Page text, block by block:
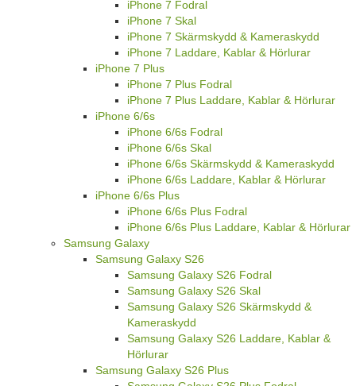
iPhone 7 Fodral
iPhone 7 Skal
iPhone 7 Skärmskydd & Kameraskydd
iPhone 7 Laddare, Kablar & Hörlurar
iPhone 7 Plus
iPhone 7 Plus Fodral
iPhone 7 Plus Laddare, Kablar & Hörlurar
iPhone 6/6s
iPhone 6/6s Fodral
iPhone 6/6s Skal
iPhone 6/6s Skärmskydd & Kameraskydd
iPhone 6/6s Laddare, Kablar & Hörlurar
iPhone 6/6s Plus
iPhone 6/6s Plus Fodral
iPhone 6/6s Plus Laddare, Kablar & Hörlurar
Samsung Galaxy
Samsung Galaxy S26
Samsung Galaxy S26 Fodral
Samsung Galaxy S26 Skal
Samsung Galaxy S26 Skärmskydd &
Kameraskydd
Samsung Galaxy S26 Laddare, Kablar &
Hörlurar
Samsung Galaxy S26 Plus